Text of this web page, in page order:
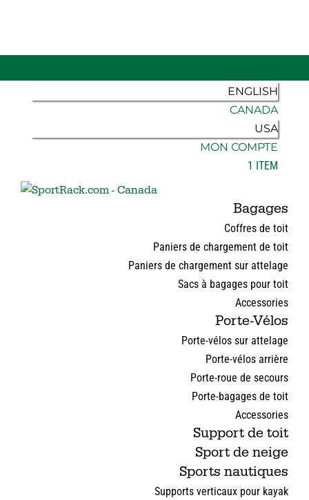
ENGLISH
CANADA
USA
MON COMPTE
1 ITEM
Bagages
Coffres de toit
Paniers de chargement de toit
Paniers de chargement sur attelage
Sacs à bagages pour toit
Accessories
Porte-Vélos
Porte-vélos sur attelage
Porte-vélos arrière
Porte-roue de secours
Porte-bagages de toit
Accessories
Support de toit
Sport de neige
Sports nautiques
Supports verticaux pour kayak